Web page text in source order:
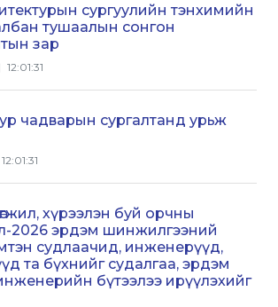
сургуулийн тэнхимийн
тушаалын сонгон
зар
12:01:31
чадварын сургалтанд урьж
12:01:31
хүрээлэн буй орчны
2026 эрдэм шинжилгээний
судлаачид, инженерүүд,
та бүхнийг судалгаа, эрдэм
бүтээлээ ирүүлэхийг